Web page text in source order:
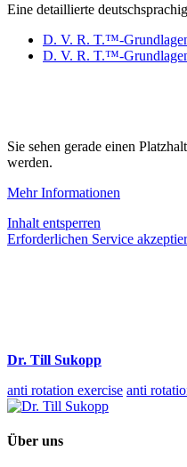
Eine detaillierte
D. V. R. T.™-
D. V. R. T.™-
Sie sehen gerade einen
werden.
Mehr Informationen
Inhalt entsperren
Erforderlichen Service
Dr. Till Sukopp
anti rotation exercise anti
Über uns